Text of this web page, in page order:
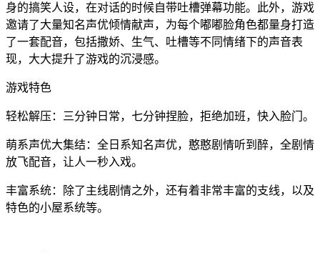
身的搞笑人设，在对话的时候自带吐槽弹幕功能。此外，游戏
邀请了大量知名声优倾情献声，为每个嘟嘟脸角色都量身打造
了一套配音，包括撒娇、生气、吐槽等不同情绪下的声音表
现，大大提升了游戏的沉浸感。
游戏特色
轻松解压：三分钟日常，七分钟捏脸，拒绝加班，快入脸门。
萌系声优大集结：全日系知名声优，憨憨剧情听到醉，全剧情
放飞配音，让人一秒入戏。
丰富系统：除了主线剧情之外，还有着非常丰富的支线，以及
特色的小屋系统等。